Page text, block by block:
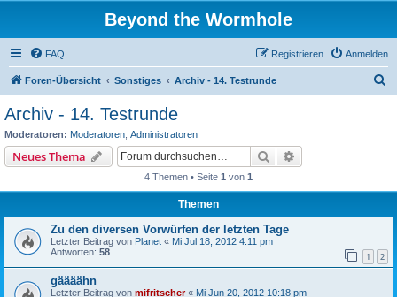
Beyond the Wormhole
FAQ Anmelden
Registrieren
Foren-Übersicht Sonstiges Archiv - 14. Testrunde
Archiv - 14. Testrunde
Moderatoren: Moderatoren Administratoren
Neues Thema Suche
4 Themen • Seite 1 von 1
Themen
Zu den diversen Vorwürfen der letzten Tage
Letzter Beitrag von Planet « Mi Jul 18, 2012 4:11 pm
Antworten: 58 1 2
gäääähn
Letzter Beitrag von mifritscher« Mi Jun 20, 2012 10:18 pm